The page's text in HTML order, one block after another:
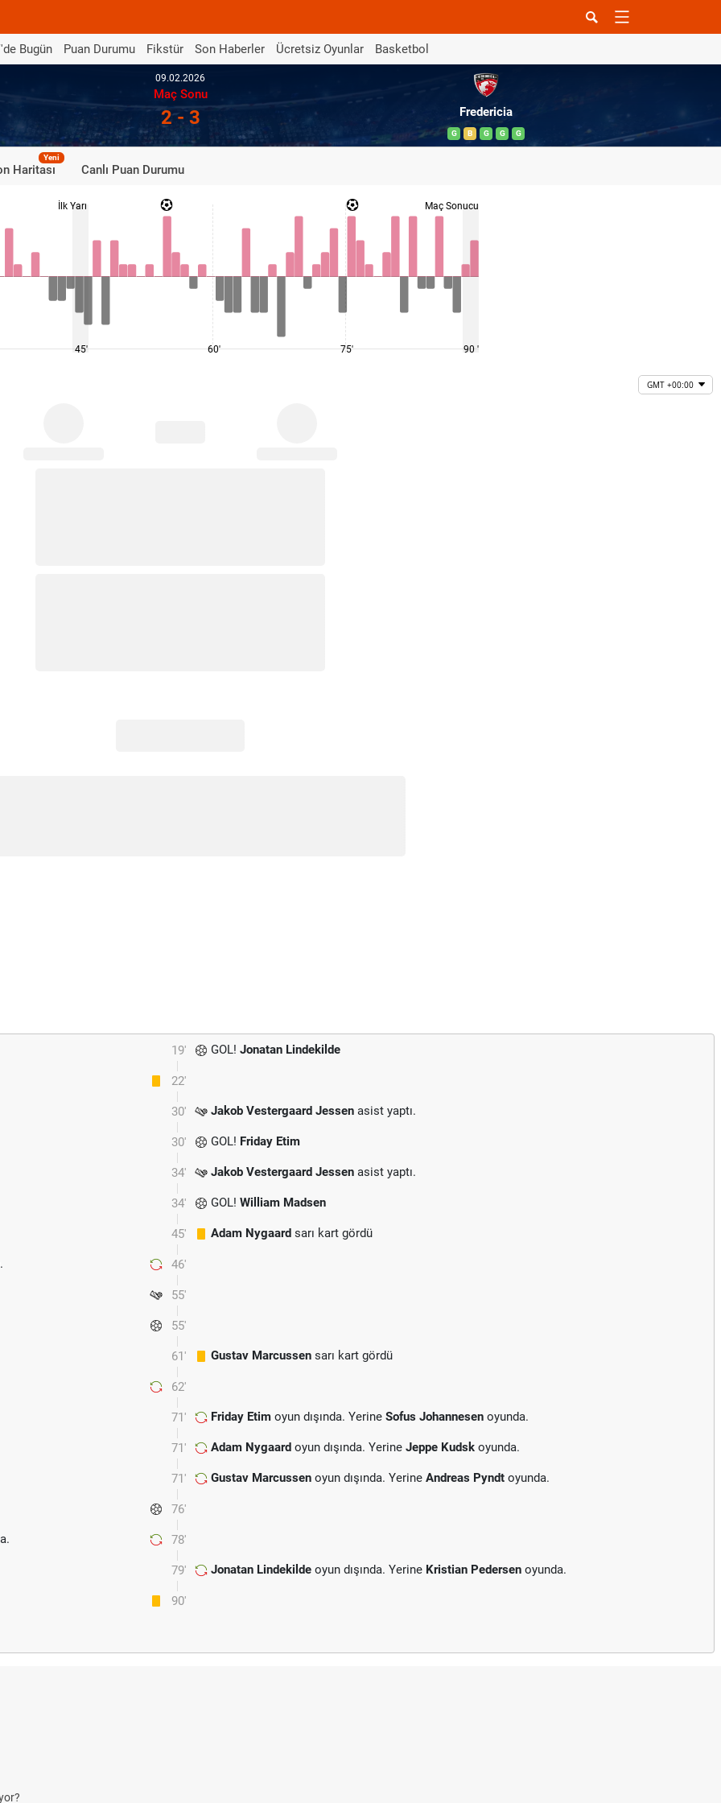
Bugün Puan Durumu Fikstür Son Haberler Ücretsiz Oyunlar Basketbol
09.02.2026
Maç Sonu
2 - 3 Fredericia
G B G G G
Haritası
Yeni
Canlı Puan Durumu
İlk Yarı
45' 60' 75'
Maç Sonucu
90 '
GMT +00:00
19' GOL! Jonatan Lindekilde
22'
30' Jakob Vestergaard Jessen asist yaptı.
30' GOL! Friday Etim
34' Jakob Vestergaard Jessen asist yaptı.
34' GOL! William Madsen
45' Adam Nygaard sarı kart gördü
46'
55'
55'
61' Gustav Marcussen sarı kart gördü
62'
71' Friday Etim oyun dışında. Yerine Sofus Johannesen oyunda.
71' Adam Nygaard oyun dışında. Yerine Jeppe Kudsk oyunda.
71' Gustav Marcussen oyun dışında. Yerine Andreas Pyndt oyunda.
76'
78'
79' Jonatan Lindekilde oyun dışında. Yerine Kristian Pedersen oyunda.
90'